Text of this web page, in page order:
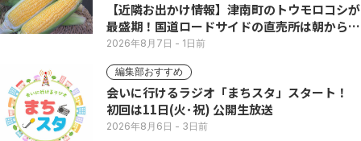
【近隣お出かけ情報】津南町のトウモロコシが
最盛期！国道ロードサイドの直売所は朝から長
い列
2026年8月7日 - 1日前
編集部おすすめ
会いに行けるラジオ「まちスタ」スタート！
初回は11日(火･祝) 公開生放送
2026年8月6日 - 3日前